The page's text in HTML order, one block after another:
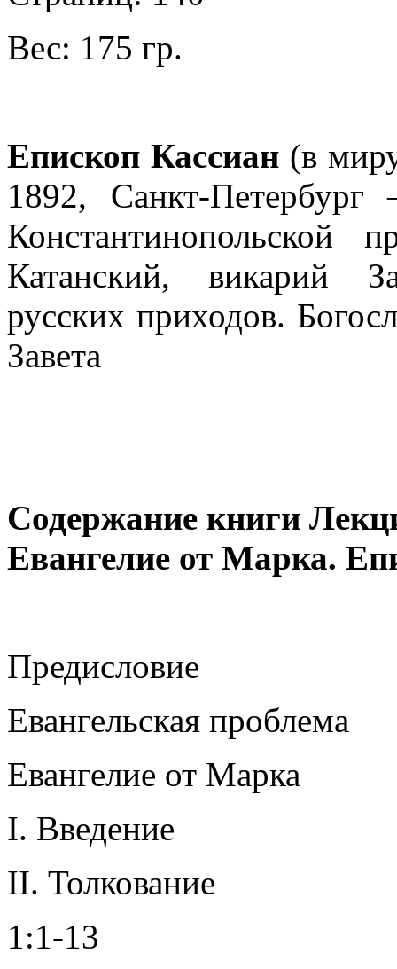
Вес: 175 гр.
Епископ Кассиан(в миру
1892, Санкт-
Константинопольской
Катанский, викарий
русских приходов.
Завета
Содержание книги
Евангелие от Марка.
Предисловие
Евангельская проблема
Евангелие от Марка
I. Введение
II. Толкование
1:1-13